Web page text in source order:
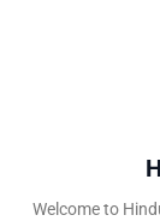
Welcome to